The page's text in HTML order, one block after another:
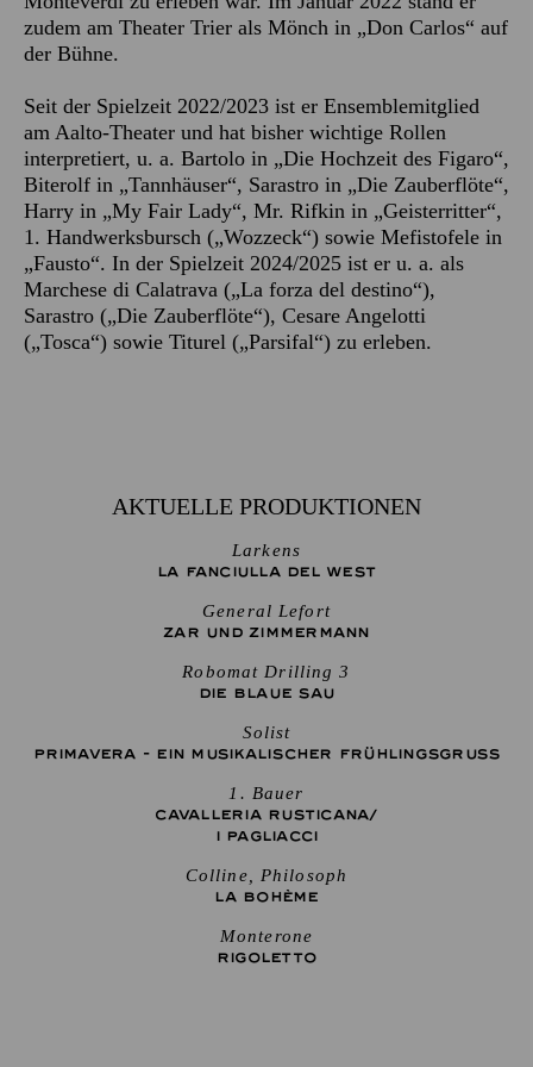
zudem am Theater Trier als Mönch in „Don Carlos“ auf
der Bühne.
Seit der Spielzeit 2022/2023 ist er Ensemblemitglied
am Aalto-Theater und hat bisher wichtige Rollen
interpretiert, u. a. Bartolo in „Die Hochzeit des Figaro“,
Biterolf in „Tannhäuser“, Sarastro in „Die Zauberflöte“,
Harry in „My Fair Lady“, Mr. Rifkin in „Geisterritter“,
1. Handwerksbursch („Wozzeck“) sowie Mefistofele in
„Fausto“. In der Spielzeit 2024/2025 ist er u. a. als
Marchese di Calatrava („La forza del destino“),
Sarastro („Die Zauberflöte“), Cesare Angelotti
(„Tosca“) sowie Titurel („Parsifal“) zu erleben.
AKTUELLE PRODUKTIONEN
Larkens
LA FANCIULLA DEL WEST
General Lefort
ZAR UND ZIMMERMANN
Robomat Drilling 3
DIE BLAUE SAU
Solist
PRIMAVERA - EIN MUSIKALISCHER FRÜHLINGSGRUSS
1. Bauer
CAVALLERIA RUSTICANA/
I PAGLIACCI
Colline, Philosoph
LA BOHÈME
Monterone
RIGO­LETTO